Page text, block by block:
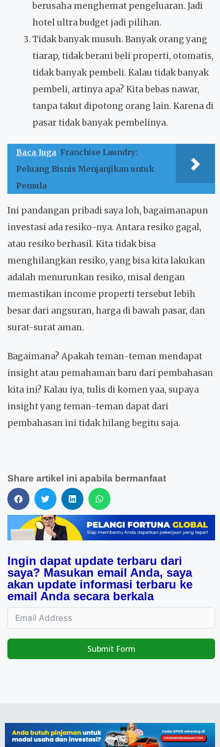
berusaha menghemat pengeluaran. Jadi
hotel ultra budget jadi pilihan.
Tidak banyak musuh. Banyak orang yang
tiarap, tidak berani beli properti, otomatis,
tidak banyak pembeli. Kalau tidak banyak
pembeli, artinya apa? Kita bebas nawar,
tanpa takut dipotong orang lain. Karena di
pasar tidak banyak pembelinya.
Baca Juga Franchise Laundry:
Peluang Bisnis Menjanjikan untuk
Pemula
Ini pandangan pribadi saya loh, bagaimanapun
investasi ada resiko-nya. Antara resiko gagal,
atau resiko berhasil. Kita tidak bisa
menghilangkan resiko, yang bisa kita lakukan
adalah menurunkan resiko, misal dengan
memastikan income properti tersebut lebih
besar dari angsuran, harga di bawah pasar, dan
surat-surat aman.
Bagaimana? Apakah teman-teman mendapat
insight atau pemahaman baru dari pembahasan
kita ini? Kalau iya, tulis di komen yaa, supaya
insight yang teman-teman dapat dari
pembahasan ini tidak hilang begitu saja.
Share artikel ini apabila bermanfaat
Ingin dapat update terbaru dari
saya? Masukan email Anda, saya
akan update informasi terbaru ke
email Anda secara berkala
Submit Form